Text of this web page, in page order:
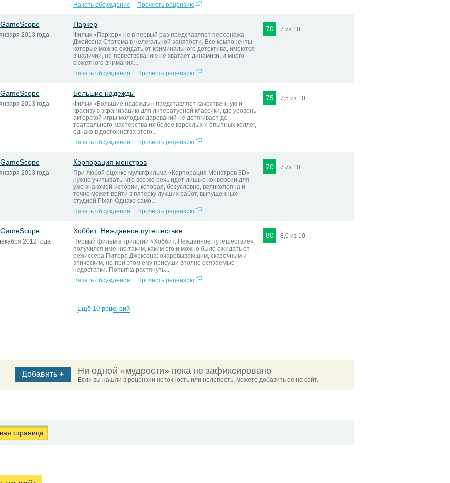
Начать обсуждение
Прочесть рецензию
GameScope
2013 года
Паркер
Фильм «Паркер» не в первый раз представляет персонажа
Джейсона Стэтема в нелегальной занятости. Все компоненты,
которые можно ожидать от криминального детектива, имеются
в наличии, но повествованию не хватает динамики, и много
сюжетного внимания...
Начать обсуждение
Прочесть рецензию
70 7 из 10
GameScope
2013 года
Большие надежды
Фильм «Большие надежды» представляет качественную и
красивую экранизацию для литературной классики, где уровень
актерской игры молодых дарований не дотягивает до
театрального мастерства их более взрослых и опытных коллег,
однако в достоинства этого...
Начать обсуждение
Прочесть рецензию
75 7,5 из 10
GameScope
2013 года
Корпорация монстров
При любой оценке мультфильма «Корпорация Монстров 3D»
нужно учитывать, что все же речь идет лишь о конверсии для
уже знакомой истории, которая, безусловно, великолепна и
точно может войти в пятерку лучших работ, выпущенных
студией Pixar. Однако само...
Начать обсуждение
Прочесть рецензию
70 7 из 10
GameScope
2012 года
Хоббит: Нежданное путешествие
Первый фильм в трилогии «Хоббит: Нежданное путешествие»
получился именно таким, каким его и можно было ожидать от
режиссера Питера Джексона: очаровывающим, сказочным и
эпическим, но при этом ему присущи вполне осязаемые
недостатки. Попытка растянуть...
Начать обсуждение
Прочесть рецензию
80 8,0 из 10
Ещё 10 рецензий
Добавить + Ни одной «мудрости» пока не зафиксировано
Если вы нашли в рецензии неточность или нелепость, можете добавить её на сайт.
страница